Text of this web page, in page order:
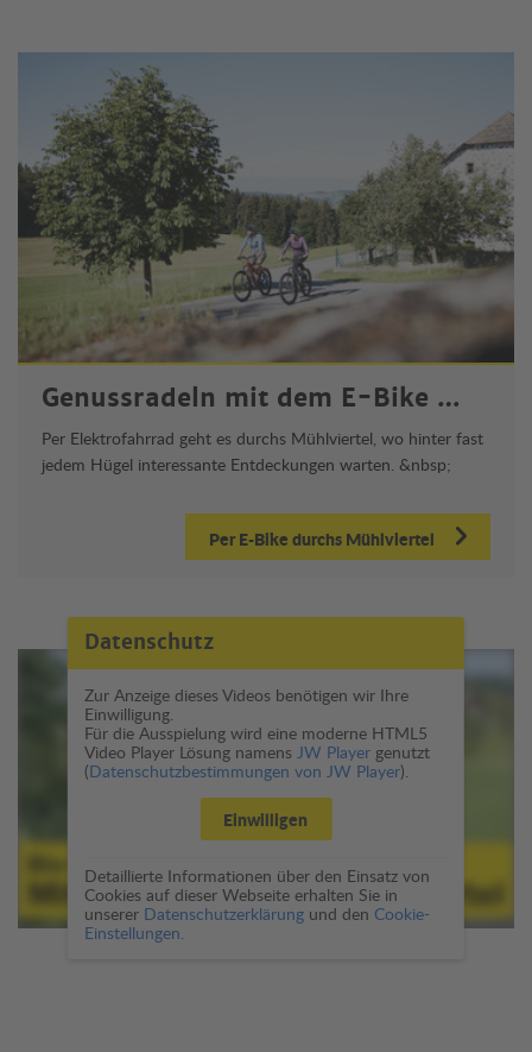
Genussradeln mit dem E-Bike …
Per Elektrofahrrad geht es durchs Mühlviertel, wo hinter fast
jedem Hügel interessante Entdeckungen warten. &nbsp;
Per E-Bike durchs Mühlviertel
Datenschutz
Zur Anzeige dieses Videos benötigen wir Ihre
Einwilligung.
Für die Ausspielung wird eine moderne HTML5
Video Player Lösung namens JW Playergenutzt
(Datenschutzbestimmungen von JW Player).
Einwilligen
Detaillierte Informationen über den Einsatz von
Cookies auf dieser Webseite erhalten Sie in
unserer Datenschutzerklärungund den Cookie-
Einstellungen.